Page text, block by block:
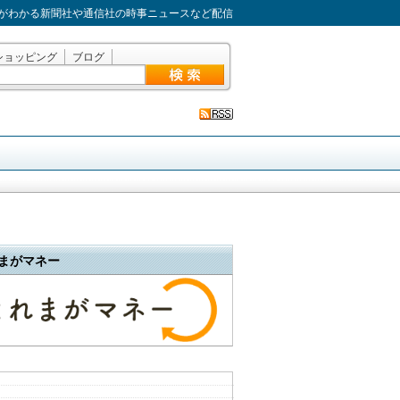
わかる新聞社や通信社の時事ニュースなど配信
ョッピング ブログ
がマネー